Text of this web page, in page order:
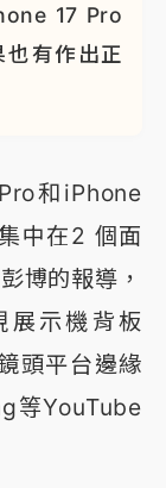
17 Pro
有作出正
和iPhone
中在2 個面
博的報導，
展示機背板
頭平台邊緣
等YouTube